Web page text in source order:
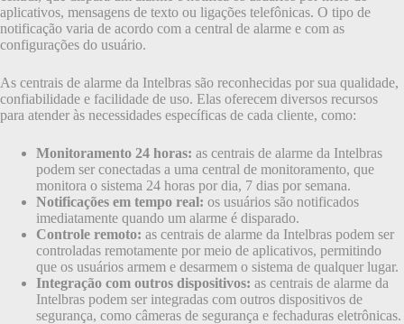
aplicativos, mensagens de texto ou ligações telefônicas. O tipo de
notificação varia de acordo com a central de alarme e com as
configurações do usuário.
As centrais de alarme da Intelbras são reconhecidas por sua qualidade,
confiabilidade e facilidade de uso. Elas oferecem diversos recursos
para atender às necessidades específicas de cada cliente, como:
Monitoramento 24 horas: as centrais de alarme da Intelbras
podem ser conectadas a uma central de monitoramento, que
monitora o sistema 24 horas por dia, 7 dias por semana.
Notificações em tempo real: os usuários são notificados
imediatamente quando um alarme é disparado.
Controle remoto: as centrais de alarme da Intelbras podem ser
controladas remotamente por meio de aplicativos, permitindo
que os usuários armem e desarmem o sistema de qualquer lugar.
Integração com outros dispositivos: as centrais de alarme da
Intelbras podem ser integradas com outros dispositivos de
segurança, como câmeras de segurança e fechaduras eletrônicas.